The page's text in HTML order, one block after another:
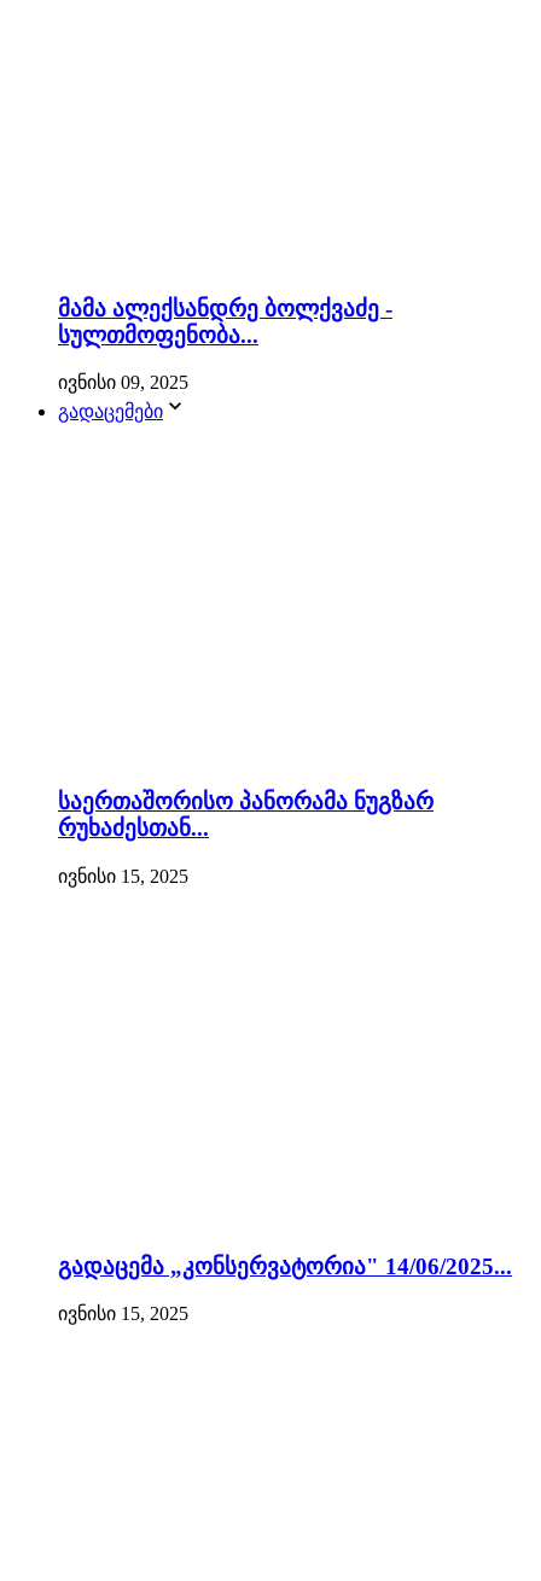
მამა ალექსანდრე ბოლქვაძე -
სულთმოფენობა...
ივნისი 09, 2025
გადაცემები
საერთაშორისო პანორამა ნუგზარ
რუხაძესთან...
ივნისი 15, 2025
გადაცემა „კონსერვატორია" 14/06/2025...
ივნისი 15, 2025